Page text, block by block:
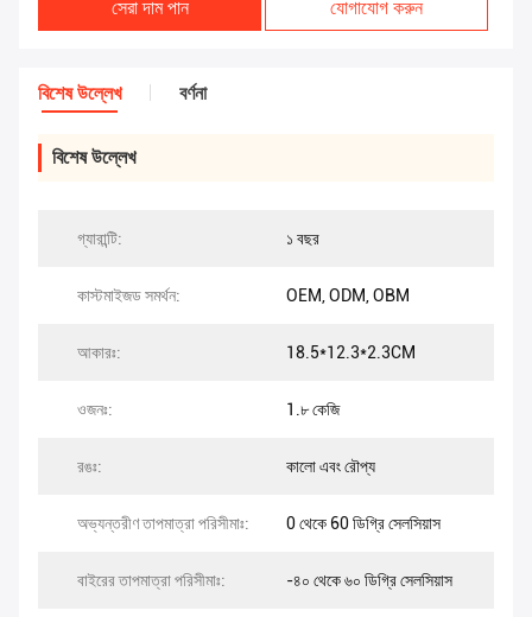
সেরা দাম পান যোগাযোগ করুন
বিশেষ উল্লেখ বর্ণনা
বিশেষ উল্লেখ
গ্যারান্টি: ১ বছর
কাস্টমাইজড সমর্থন: OEM, ODM, OBM
আকারঃ: 18.5*12.3*2.3CM
ওজনঃ: 1.৮ কেজি
রঙঃ: কালো এবং রৌপ্য
অভ্যন্তরীণ তাপমাত্রা পরিসীমাঃ: 0 থেকে 60 ডিগ্রি সেলসিয়াস
বাইরের তাপমাত্রা পরিসীমাঃ: -৪০ থেকে ৬০ ডিগ্রি সেলসিয়াস